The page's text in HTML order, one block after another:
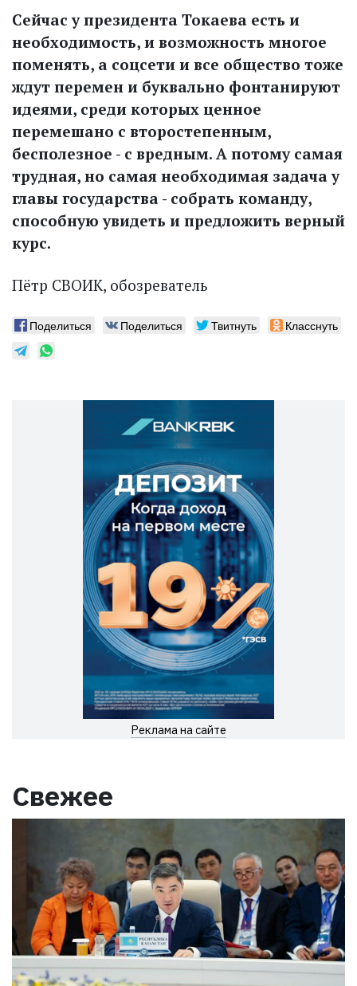
Сейчас у президента Токаева есть и
необходимость, и возможность многое
поменять, а соцсети и все общество тоже
ждут перемен и буквально фонтанируют
идеями, среди которых ценное
перемешано с второстепенным,
бесполезное - с вредным. А потому самая
трудная, но самая необходимая задача у
главы государства - собрать команду,
способную увидеть и предложить верный
курс.
Пётр СВОИК, обозреватель
Поделиться Поделиться Твитнуть Класснуть
Реклама на сайте
Свежее